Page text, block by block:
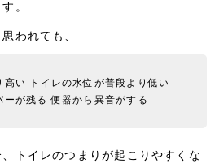
。
われても、
高い
トイレの水位が普段より低い
ーが残る 便器から異音がする
トイレのつまりが起こりやすくな